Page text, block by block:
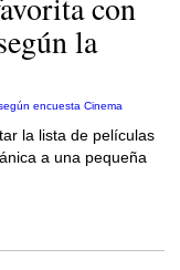
la
la lista de películas
a una pequeña